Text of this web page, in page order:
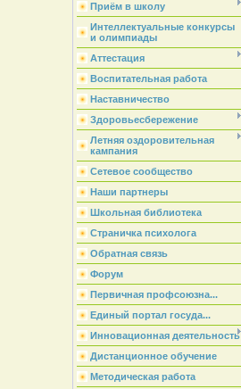
Приём в школу
Интеллектуальные конкурсы
и олимпиады
Аттестация
Воспитательная работа
Наставничество
Здоровьесбережение
Летняя оздоровительная
кампания
Сетевое сообщество
Наши партнеры
Школьная библиотека
Страничка психолога
Обратная связь
Форум
Первичная профсоюзна...
Единый портал госуда...
Инновационная деятельность
Дистанционное обучение
Методическая работа